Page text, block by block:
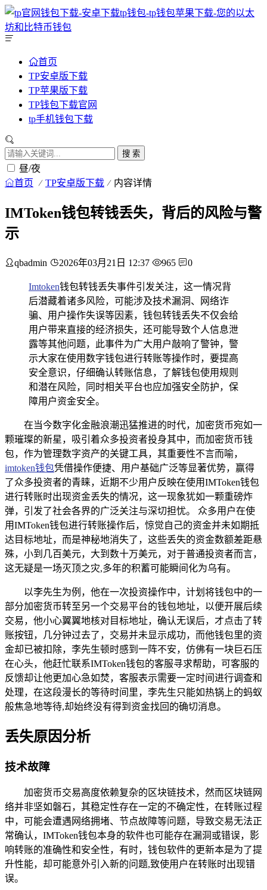
首页
TP安卓版下载
TP苹果版下载
TP钱包下载官网
tp手机钱包下载
搜 索
昼/夜
首页 TP安卓版下载 内容详情
IMToken钱包转钱丢失，背后的风险与警
示
qbadmin 2026年03月21日 12:37 965 0
Imtoken钱包转钱丢失事件引发关注，这一情况背
后潜藏着诸多风险，可能涉及技术漏洞、网络诈
骗、用户操作失误等因素，钱包转钱丢失不仅会给
用户带来直接的经济损失，还可能导致个人信息泄
露等其他问题，此事件为广大用户敲响了警钟，警
示大家在使用数字钱包进行转账等操作时，要提高
安全意识，仔细确认转账信息，了解钱包使用规则
和潜在风险，同时相关平台也应加强安全防护，保
障用户资金安全。
在当今数字化金融浪潮迅猛推进的时代，加密货币宛如一
颗璀璨的新星，吸引着众多投资者投身其中，而加密货币钱
包，作为管理数字资产的关键工具，其重要性不言而喻，
imtoken钱包凭借操作便捷、用户基础广泛等显著优势，赢得
了众多投资者的青睐，近期不少用户反映在使用IMToken钱包
进行转账时出现资金丢失的情况，这一现象犹如一颗重磅炸
弹，引发了社会各界的广泛关注与深切担忧。 众多用户在使
用IMToken钱包进行转账操作后，惊觉自己的资金并未如期抵
达目标地址，而是神秘地消失了，这些丢失的资金数额差距悬
殊，小到几百美元，大到数十万美元，对于普通投资者而言，
这无疑是一场灭顶之灾,多年的积蓄可能瞬间化为乌有。
以李先生为例，他在一次投资操作中，计划将钱包中的一
部分加密货币转至另一个交易平台的钱包地址，以便开展后续
交易，他小心翼翼地核对目标地址，确认无误后，才点击了转
账按钮，几分钟过去了，交易并未显示成功，而他钱包里的资
金却已被扣除，李先生顿时感到一阵不安，仿佛有一块巨石压
在心头，他赶忙联系IMToken钱包的客服寻求帮助，可客服的
反馈却让他更加心急如焚，客服表示需要一定时间进行调查和
处理，在这段漫长的等待时间里，李先生只能如热锅上的蚂蚁
般焦急地等待,却始终没有得到资金找回的确切消息。
丢失原因分析
技术故障
加密货币交易高度依赖复杂的区块链技术，然而区块链网
络并非坚如磐石，其稳定性存在一定的不确定性，在转账过程
中，可能会遭遇网络拥堵、节点故障等问题，导致交易无法正
常确认，IMToken钱包本身的软件也可能存在漏洞或错误，影
响转账的准确性和安全性，有时，钱包软件的更新本是为了提
升性能，却可能意外引入新的问题,致使用户在转账时出现错
误。